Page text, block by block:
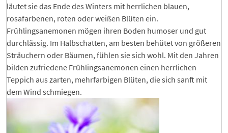
läutet sie das Ende des Winters mit herrlichen blauen,
rosafarbenen, roten oder weißen Blüten ein.
Frühlingsanemonen mögen ihren Boden humoser und gut
durchlässig. Im Halbschatten, am besten behütet von größeren
Sträuchern oder Bäumen, fühlen sie sich wohl. Mit den Jahren
bilden zufriedene Frühlingsanemonen einen herrlichen
Teppich aus zarten, mehrfarbigen Blüten, die sich sanft mit
dem Wind schmiegen.